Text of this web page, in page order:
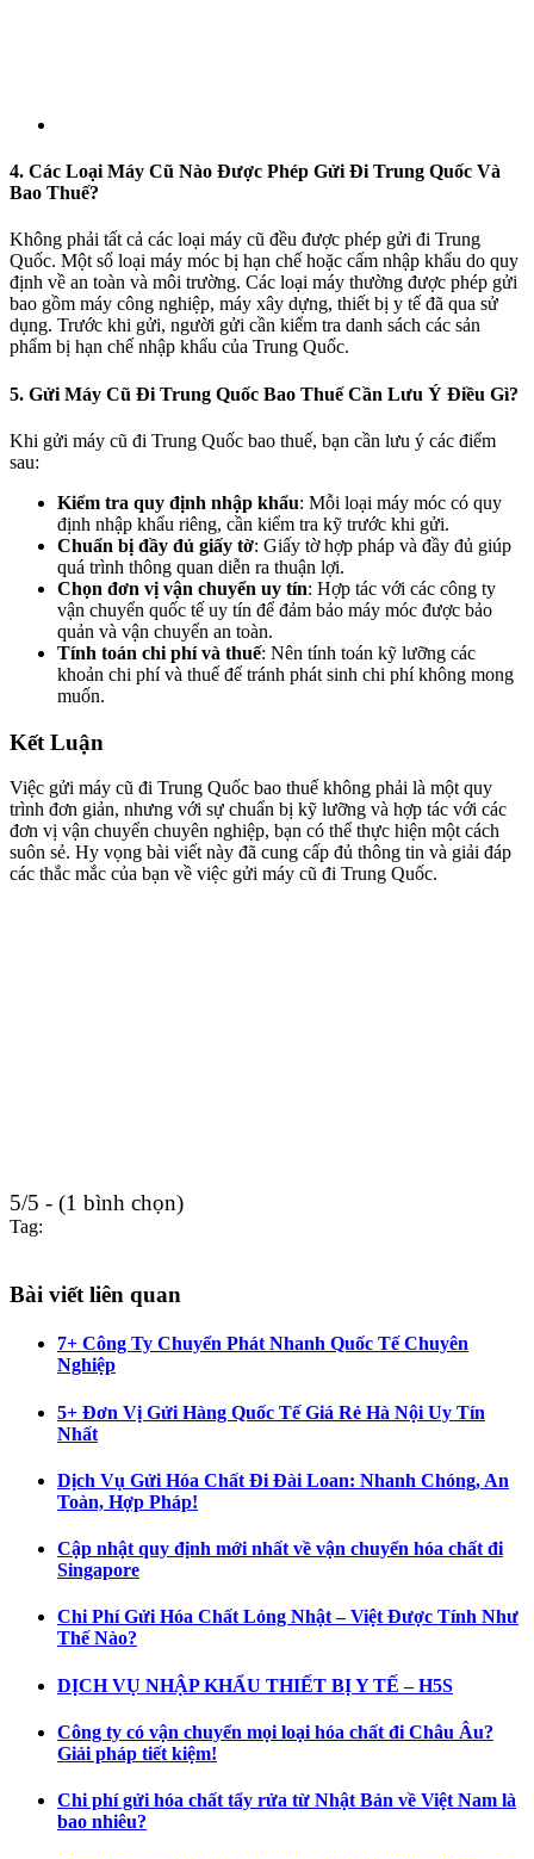
4. Các Loại Máy Cũ Nào Được Phép Gửi Đi Trung Quốc Và
Bao Thuế?
Không phải tất cả các loại máy cũ đều được phép gửi đi Trung
Quốc. Một số loại máy móc bị hạn chế hoặc cấm nhập khẩu do quy
định về an toàn và môi trường. Các loại máy thường được phép gửi
bao gồm máy công nghiệp, máy xây dựng, thiết bị y tế đã qua sử
dụng. Trước khi gửi, người gửi cần kiểm tra danh sách các sản
phẩm bị hạn chế nhập khẩu của Trung Quốc.
5. Gửi Máy Cũ Đi Trung Quốc Bao Thuế Cần Lưu Ý Điều Gì?
Khi gửi máy cũ đi Trung Quốc bao thuế, bạn cần lưu ý các điểm
sau:
Kiểm tra quy định nhập khẩu: Mỗi loại máy móc có quy
định nhập khẩu riêng, cần kiểm tra kỹ trước khi gửi.
Chuẩn bị đầy đủ giấy tờ: Giấy tờ hợp pháp và đầy đủ giúp
quá trình thông quan diễn ra thuận lợi.
Chọn đơn vị vận chuyển uy tín: Hợp tác với các công ty
vận chuyển quốc tế uy tín để đảm bảo máy móc được bảo
quản và vận chuyển an toàn.
Tính toán chi phí và thuế: Nên tính toán kỹ lưỡng các
khoản chi phí và thuế để tránh phát sinh chi phí không mong
muốn.
Kết Luận
Việc gửi máy cũ đi Trung Quốc bao thuế không phải là một quy
trình đơn giản, nhưng với sự chuẩn bị kỹ lưỡng và hợp tác với các
đơn vị vận chuyển chuyên nghiệp, bạn có thể thực hiện một cách
suôn sẻ. Hy vọng bài viết này đã cung cấp đủ thông tin và giải đáp
các thắc mắc của bạn về việc gửi máy cũ đi Trung Quốc.
5/5 - (1 bình chọn)
Tag:
Bài viết liên quan
7+ Công Ty Chuyển Phát Nhanh Quốc Tế Chuyên
Nghiệp
5+ Đơn Vị Gửi Hàng Quốc Tế Giá Rẻ Hà Nội Uy Tín
Nhất
Dịch Vụ Gửi Hóa Chất Đi Đài Loan: Nhanh Chóng, An
Toàn, Hợp Pháp!
Cập nhật quy định mới nhất về vận chuyển hóa chất đi
Singapore
Chi Phí Gửi Hóa Chất Lỏng Nhật – Việt Được Tính Như
Thế Nào?
DỊCH VỤ NHẬP KHẨU THIẾT BỊ Y TẾ – H5S
Công ty có vận chuyển mọi loại hóa chất đi Châu Âu?
Giải pháp tiết kiệm!
Chi phí gửi hóa chất tẩy rửa từ Nhật Bản về Việt Nam là
bao nhiêu?